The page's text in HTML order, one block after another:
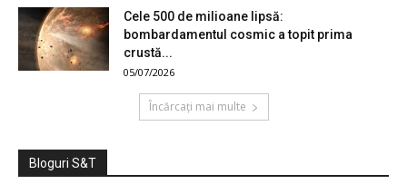
Cele 500 de milioane lipsă:
bombardamentul cosmic a topit prima
crustă...
05/07/2026
Încărcați mai multe
Bloguri S&T